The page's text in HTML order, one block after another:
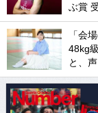
ぶ賞
「会
48kg
と、